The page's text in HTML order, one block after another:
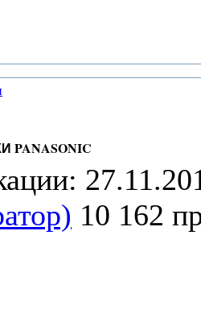
10 162